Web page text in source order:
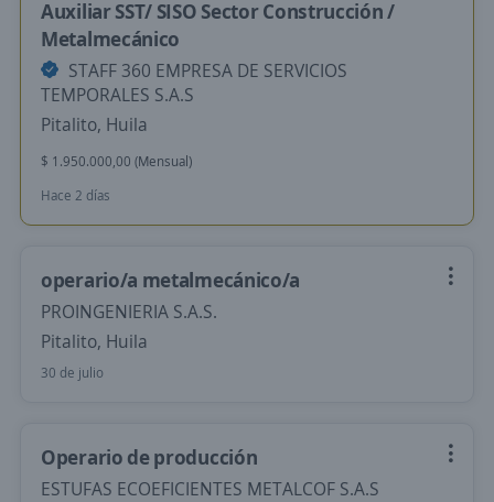
Auxiliar SST/ SISO Sector Construcción /
Metalmecánico
STAFF 360 EMPRESA DE SERVICIOS
TEMPORALES S.A.S
Pitalito, Huila
$ 1.950.000,00 (Mensual)
Hace 2 días
operario/a metalmecánico/a
PROINGENIERIA S.A.S.
Pitalito, Huila
30 de julio
Operario de producción
ESTUFAS ECOEFICIENTES METALCOF S.A.S